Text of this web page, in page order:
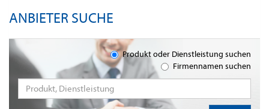
ANBIETER SUCHE
Produkt oder Dienstleistung suchen
Firmennamen suchen